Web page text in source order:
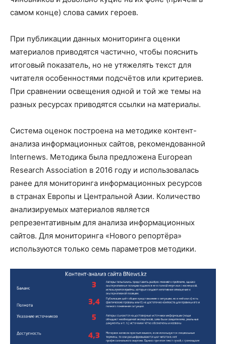
самом конце) слова самих героев.
При публикации данных мониторинга оценки
материалов приводятся частично, чтобы пояснить
итоговый показатель, но не утяжелять текст для
читателя особенностями подсчётов или критериев.
При сравнении освещения одной и той же темы на
разных ресурсах приводятся ссылки на материалы.
Система оценок построена на методике контент-
анализа информационных сайтов, рекомендованной
Internews. Методика была предложена European
Research Association в 2016 году и использовалась
ранее для мониторинга информационных ресурсов
в странах Европы и Центральной Азии. Количество
анализируемых материалов является
репрезентативным для анализа информационных
сайтов. Для мониторинга «Нового репортёра»
используются только семь параметров методики.